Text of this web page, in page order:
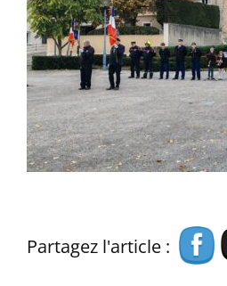
Partagez l'article :